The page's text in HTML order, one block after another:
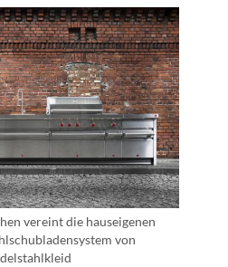
vereint die hauseigenen
von